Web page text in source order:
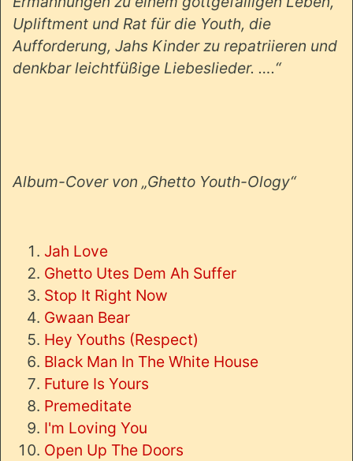
Upliftment und Rat für die Youth, die
Aufforderung, Jahs Kinder zu repatriieren und
denkbar leichtfüßige Liebeslieder. ….“
Album-Cover von „Ghetto Youth-Ology“
Jah Love
Ghetto Utes Dem Ah Suffer
Stop It Right Now
Gwaan Bear
Hey Youths (Respect)
Black Man In The White House
Future Is Yours
Premeditate
I'm Loving You
Open Up The Doors